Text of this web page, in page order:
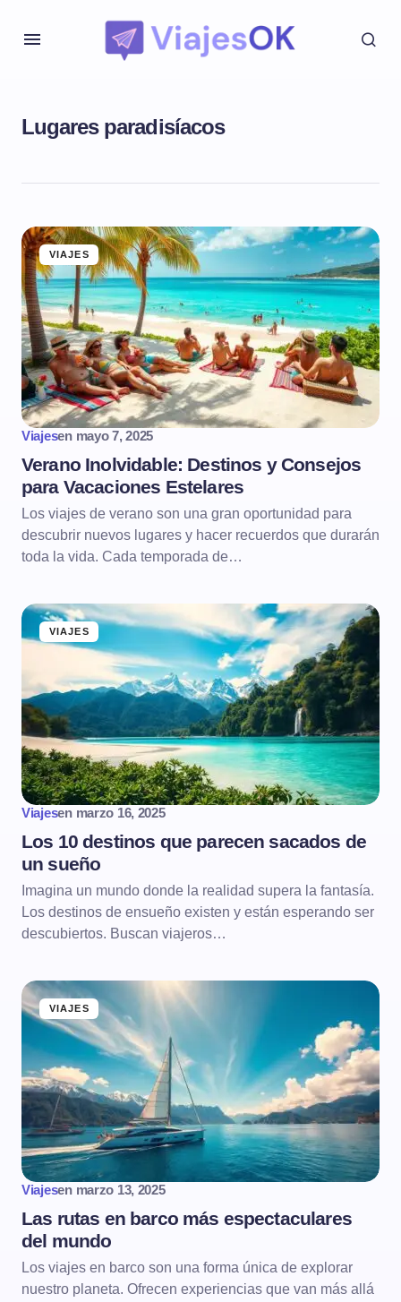
Lugares paradisíacos
VIAJES
Viajesen mayo 7, 2025
Verano Inolvidable: Destinos y Consejos
para Vacaciones Estelares
Los viajes de verano son una gran oportunidad para
descubrir nuevos lugares y hacer recuerdos que durarán
toda la vida. Cada temporada de…
VIAJES
Viajesen marzo 16, 2025
Los 10 destinos que parecen sacados de
un sueño
Imagina un mundo donde la realidad supera la fantasía.
Los destinos de ensueño existen y están esperando ser
descubiertos. Buscan viajeros…
VIAJES
Viajesen marzo 13, 2025
Las rutas en barco más espectaculares
del mundo
Los viajes en barco son una forma única de explorar
nuestro planeta. Ofrecen experiencias que van más allá